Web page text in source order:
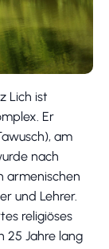
Lich ist
Er
am
nach
armenischen
und Lehrer.
religiöses
25 Jahre lang